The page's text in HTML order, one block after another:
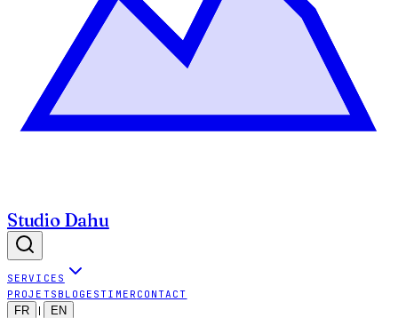
Studio Dahu
SERVICES
PROJETS BLOG ESTIMER CONTACT
FR EN